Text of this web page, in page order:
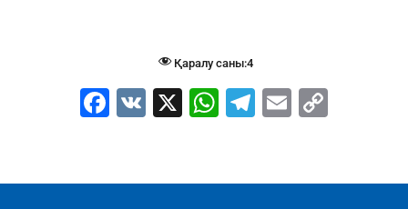
Қаралу саны:4
F
e
V
X
W
s
T
gr
E
l
y